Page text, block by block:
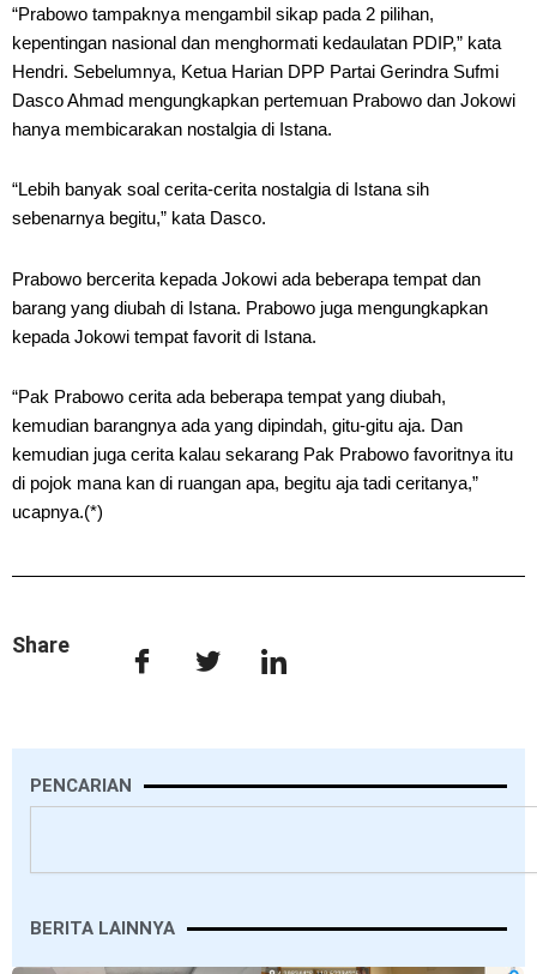
“Prabowo tampaknya mengambil sikap pada 2 pilihan,
kepentingan nasional dan menghormati kedaulatan PDIP,” kata
Hendri. Sebelumnya, Ketua Harian DPP Partai Gerindra Sufmi
Dasco Ahmad mengungkapkan pertemuan Prabowo dan Jokowi
hanya membicarakan nostalgia di Istana.
“Lebih banyak soal cerita-cerita nostalgia di Istana sih
sebenarnya begitu,” kata Dasco.
Prabowo bercerita kepada Jokowi ada beberapa tempat dan
barang yang diubah di Istana. Prabowo juga mengungkapkan
kepada Jokowi tempat favorit di Istana.
“Pak Prabowo cerita ada beberapa tempat yang diubah,
kemudian barangnya ada yang dipindah, gitu-gitu aja. Dan
kemudian juga cerita kalau sekarang Pak Prabowo favoritnya itu
di pojok mana kan di ruangan apa, begitu aja tadi ceritanya,”
ucapnya.(*)
Share
PENCARIAN
BERITA LAINNYA